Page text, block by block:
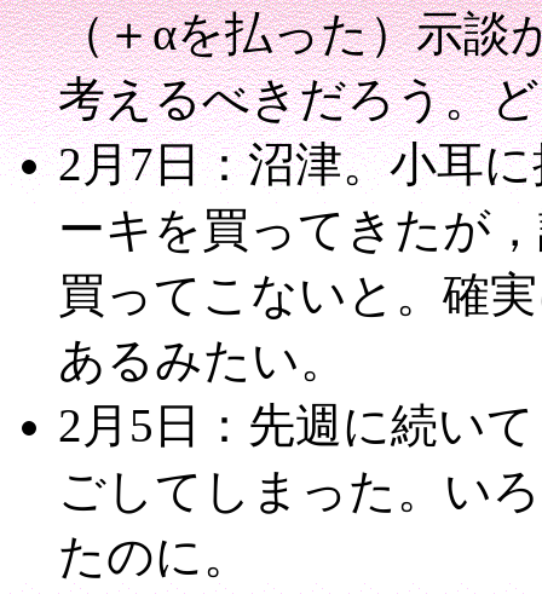
（＋αを払った）示談
考えるべきだろう。
2月7日：沼津。小耳
ーキを買ってきたが
買ってこないと。確
あるみたい。
2月5日：先週に続い
ごしてしまった。い
たのに。